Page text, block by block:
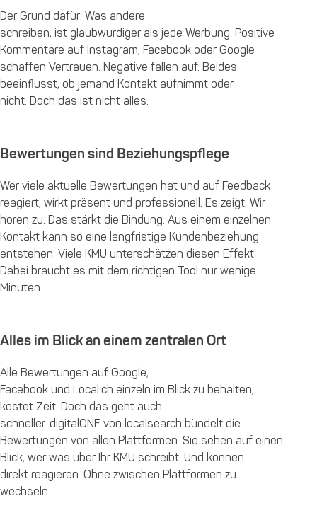
Der Grund dafür: Was andere
schreiben, ist glaubwürdiger als jede Werbung. Positive
Kommentare auf Instagram, Facebook oder Google
schaffen Vertrauen. Negative fallen auf. Beides
beeinflusst, ob jemand Kontakt aufnimmt oder
nicht. Doch das ist nicht alles.
Bewertungen sind Beziehungspflege
Wer viele aktuelle Bewertungen hat und auf Feedback
reagiert, wirkt präsent und professionell. Es zeigt: Wir
hören zu. Das stärkt die Bindung. Aus einem einzelnen
Kontakt kann so eine langfristige Kundenbeziehung
entstehen. Viele KMU unterschätzen diesen Effekt.
Dabei braucht es mit dem richtigen Tool nur wenige
Minuten.
Alles im Blick an einem zentralen Ort
Alle Bewertungen auf Google,
Facebook und Local.ch einzeln im Blick zu behalten,
kostet Zeit. Doch das geht auch
schneller. digitalONE von localsearch bündelt die
Bewertungen von allen Plattformen. Sie sehen auf einen
Blick, wer was über Ihr KMU schreibt. Und können
direkt reagieren. Ohne zwischen Plattformen zu
wechseln.